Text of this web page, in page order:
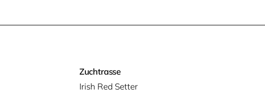
Zuchtrasse
Irish Red Setter